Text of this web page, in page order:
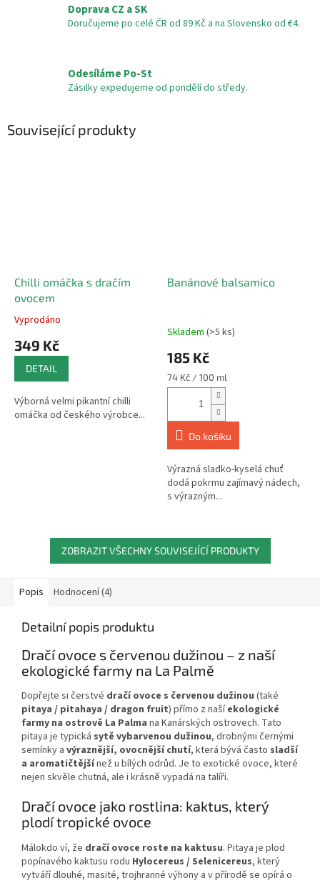
Doprava CZ a SK
Doručujeme po celé ČR od 89 Kč a na Slovensko od €4.
Odesíláme Po-St
Zásilky expedujeme od pondělí do středy.
Související produkty
Chilli omáčka s dračím
ovocem
Průměrné
produktu
5
hvězdiček.
Vyprodáno
349 Kč
DETAIL
Výborná velmi pikantní chilli
omáčka od českého výrobce...
Banánové balsamico
Skladem (>5 ks)
185 Kč
Měrná
cena:
74 Kč / 100 ml
Do košíku
Výrazná sladko-kyselá chuť
dodá pokrmu zajímavý nádech,
s výrazným...
ZOBRAZIT VŠECHNY SOUVISEJÍCÍ PRODUKTY
Popis Hodnocení (4)
Detailní popis produktu
Dračí ovoce s červenou dužinou – z naší
ekologické farmy na La Palmě
Dopřejte si čerstvé dračí ovoce s červenou dužinou (také
pitaya / pitahaya / dragon fruit) přímo z našíekologické
farmy na ostrově La Palma na Kanárských ostrovech. Tato
pitaya je typická sytě vybarvenou dužinou, drobnými černými
semínky a výraznější, ovocnější chutí, která bývá často sladší
a aromatičtějšínež u bílých odrůd. Je to exotické ovoce, které
nejen skvěle chutná, ale i krásně vypadá na talíři.
Dračí ovoce jako rostlina: kaktus, který
plodí tropické ovoce
Málokdo ví, že dračí ovoce roste na kaktusu. Pitaya je plod
popínavého kaktusu rodu Hylocereus / Selenicereus, který
vytváří dlouhé, masité, trojhranné výhony a v přírodě se opírá o